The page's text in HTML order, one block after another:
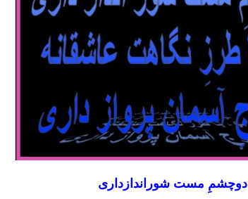
دوچشمِ مست شوراندازدارى